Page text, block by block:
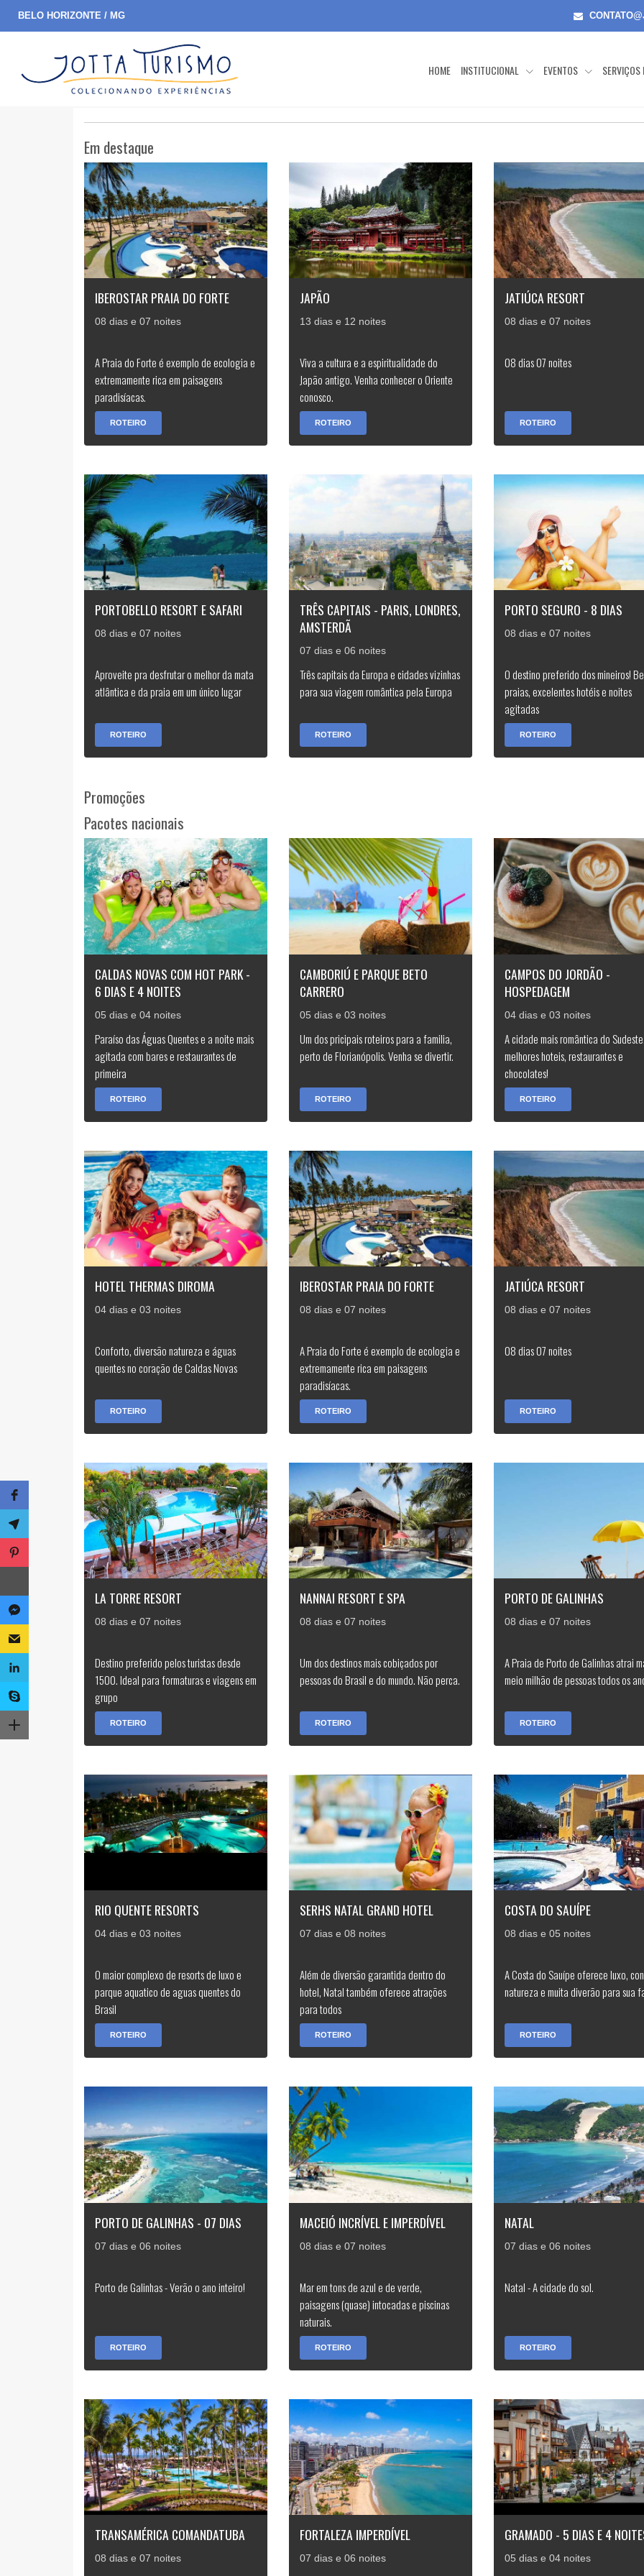
BELO HORIZONTE / MG
HOME INSTITUCIONAL EVENTOS
Em destaque
IBEROSTAR PRAIA DO FORTE
08 dias e 07 noites
A Praia do Forte é exemplo de ecologia e
extremamente rica em paisagens
paradisíacas.
ROTEIRO
JAPÃO
13 dias e 12 noites
Viva a cultura e a espiritualidade do
Japão antigo. Venha conhecer o Oriente
conosco.
ROTEIRO
JATIÚCA RESORT
08 dias e 07 noites
08 dias 07 noites
ROTEIRO
PORTOBELLO RESORT E SAFARI
08 dias e 07 noites
Aproveite pra desfrutar o melhor da mata
atlântica e da praia em um único lugar
ROTEIRO
TRÊS CAPITAIS - PARIS, LONDRES,
AMSTERDÃ
07 dias e 06 noites
Três capitais da Europa e cidades vizinhas
para sua viagem romântica pela Europa
ROTEIRO
PORTO SEGURO - 8 DIAS
08 dias e 07 noites
O destino preferido dos mineiros!
praias, excelentes hotéis e noites
agitadas
ROTEIRO
Promoções
Pacotes nacionais
CALDAS NOVAS COM HOT PARK -
6 DIAS E 4 NOITES
05 dias e 04 noites
Paraíso das Águas Quentes e a noite mais
agitada com bares e restaurantes de
primeira
ROTEIRO
CAMBORIÚ E PARQUE BETO
CARRERO
05 dias e 03 noites
Um dos pricipais roteiros para a familia,
perto de Florianópolis. Venha se divertir.
ROTEIRO
CAMPOS DO JORDÃO -
HOSPEDAGEM
04 dias e 03 noites
A cidade mais romântica do
melhores hoteis, restaurantes e
chocolates!
ROTEIRO
HOTEL THERMAS DIROMA
04 dias e 03 noites
Conforto, diversão natureza e águas
quentes no coração de Caldas Novas
ROTEIRO
IBEROSTAR PRAIA DO FORTE
08 dias e 07 noites
A Praia do Forte é exemplo de ecologia e
extremamente rica em paisagens
paradisíacas.
ROTEIRO
JATIÚCA RESORT
08 dias e 07 noites
08 dias 07 noites
ROTEIRO
LA TORRE RESORT
08 dias e 07 noites
Destino preferido pelos turistas desde
1500. Ideal para formaturas e viagens em
grupo
ROTEIRO
NANNAI RESORT E SPA
08 dias e 07 noites
Um dos destinos mais cobiçados por
pessoas do Brasil e do mundo. Não perca.
ROTEIRO
PORTO DE GALINHAS
08 dias e 07 noites
A Praia de Porto de Galinhas atrai
meio milhão de pessoas todos os
ROTEIRO
RIO QUENTE RESORTS
04 dias e 03 noites
O maior complexo de resorts de luxo e
parque aquatico de aguas quentes do
Brasil
ROTEIRO
SERHS NATAL GRAND HOTEL
07 dias e 08 noites
Além de diversão garantida dentro do
hotel, Natal também oferece atrações
para todos
ROTEIRO
COSTA DO SAUÍPE
08 dias e 05 noites
A Costa do Sauípe oferece luxo,
natureza e muita diverão para sua
ROTEIRO
PORTO DE GALINHAS - 07 DIAS
07 dias e 06 noites
Porto de Galinhas - Verão o ano inteiro!
ROTEIRO
MACEIÓ INCRÍVEL E IMPERDÍVEL
08 dias e 07 noites
Mar em tons de azul e de verde,
paisagens (quase) intocadas e piscinas
naturais.
ROTEIRO
NATAL
07 dias e 06 noites
Natal - A cidade do sol.
ROTEIRO
TRANSAMÉRICA COMANDATUBA
08 dias e 07 noites
FORTALEZA IMPERDÍVEL
07 dias e 06 noites
GRAMADO - 5 DIAS E 4
05 dias e 04 noites